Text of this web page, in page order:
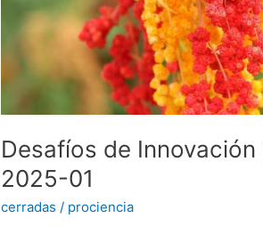
Desafíos de
2025-01
cerradas / prociencia